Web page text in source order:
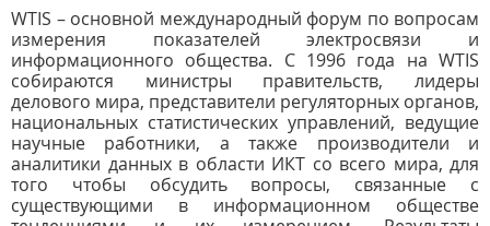
WTIS – основной международный форум по вопросам
измерения показателей электросвязи и
информационного общества. С 1996 года на WTIS
собираются министры правительств, лидеры
делового мира, представители регуляторных органов,
национальных статистических управлений, ведущие
научные работники, а также производители и
аналитики данных в области ИКТ со всего мира, для
того чтобы обсудить вопросы, связанные с
существующими в информационном обществе